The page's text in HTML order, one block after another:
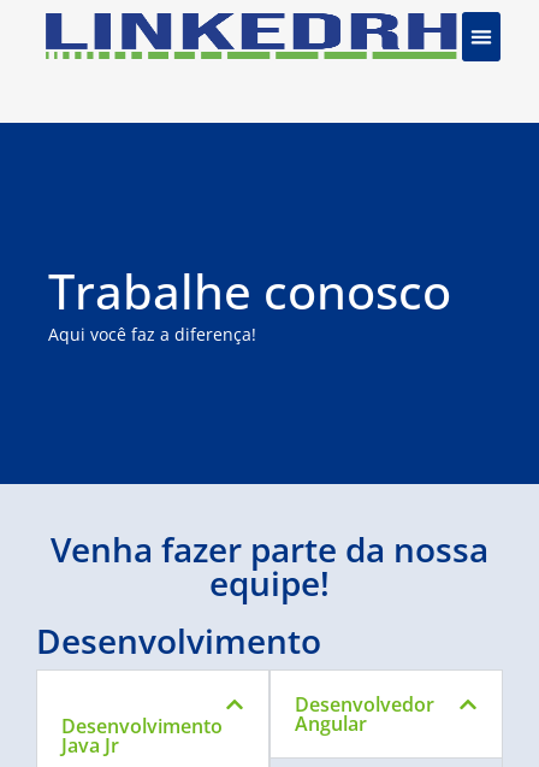
Trabalhe conosco
Aqui você faz a diferença!
Venha fazer parte da nossa
equipe!
Desenvolvimento
Desenvolvimento
Java Jr
Desenvolvedor
Angular